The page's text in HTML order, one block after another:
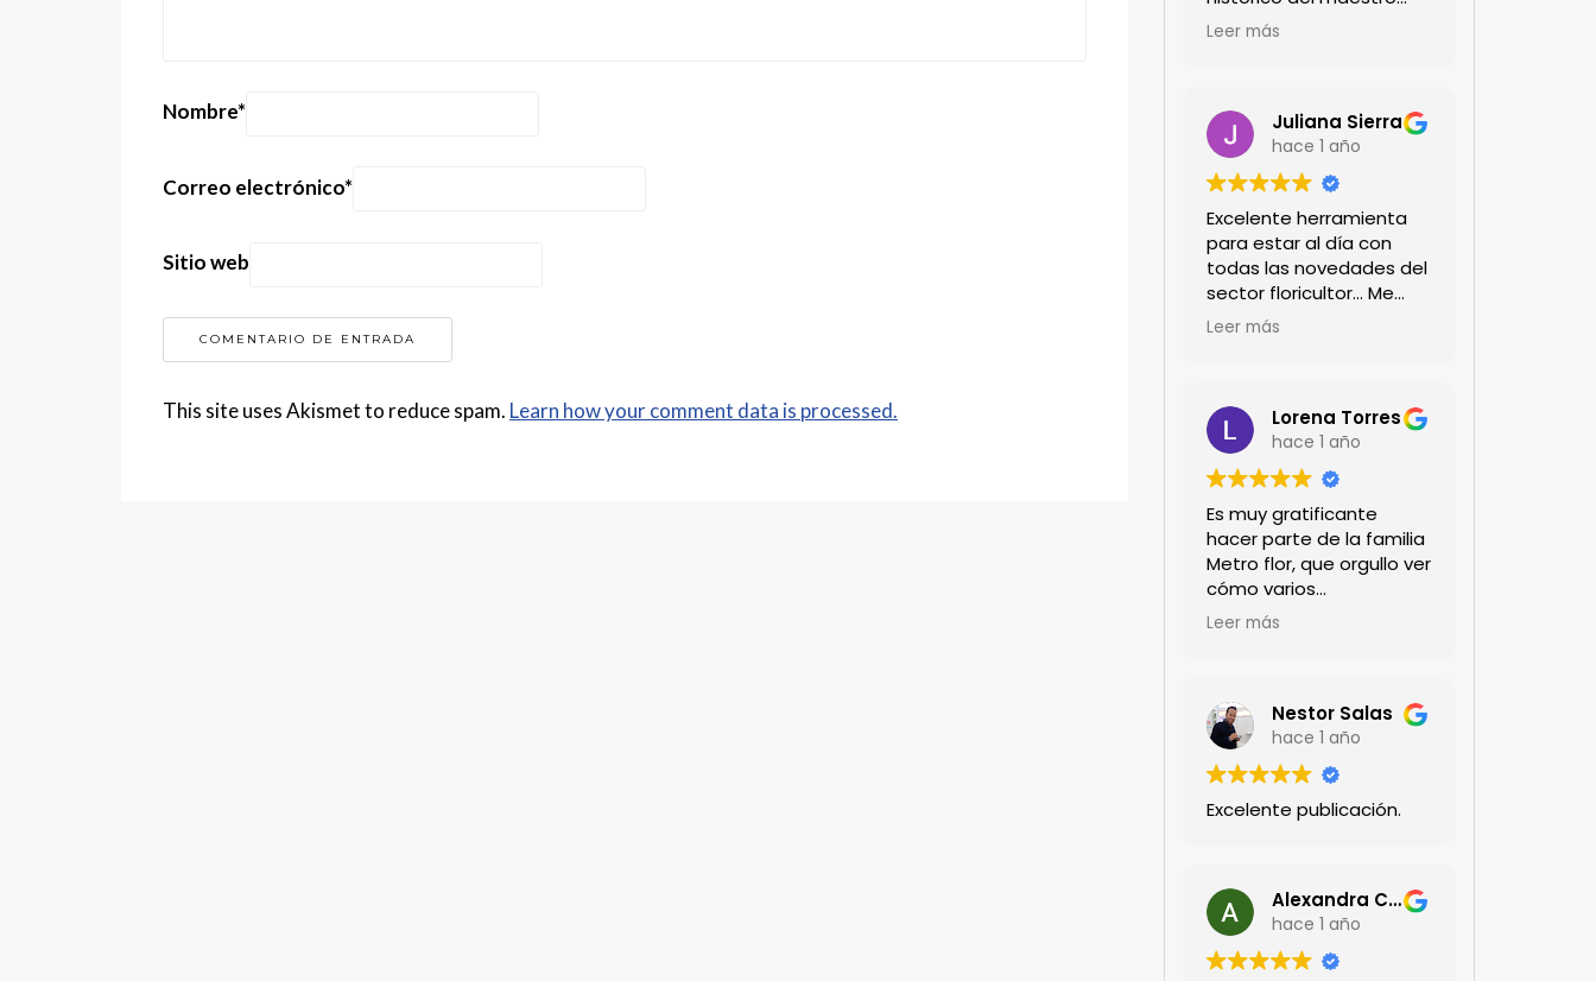
Nombre*
Correo electrónico*
Sitio web
This site uses Akismet to reduce spam. Learn how your comment data is processed.
jardinero japonés si no
Felicitaciones!!
Leer más
Juliana Sierra
hace 1 año
Excelente herramienta
para estar al día con
todas las novedades del
sector floricultor... Me
encanta!!!
Leer más
Lorena Torres
hace 1 año
Es muy gratificante
hacer parte de la familia
Metro flor, que orgullo ver
cómo varios
profesionales hombres y
técnicas. Gracias por
mantenernos al día.mil
GRACIAS
Leer más
Nestor Salas
hace 1 año
Excelente publicación.
Alexandra Castillo
hace 1 año